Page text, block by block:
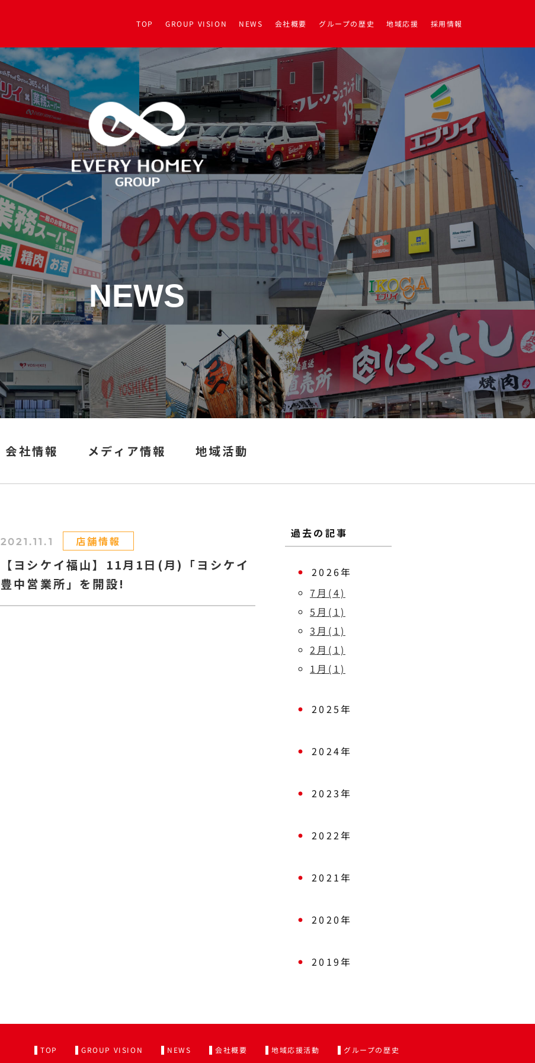
TOP GROUP VISION NEWS 会社概要 グループの歴史 地域応援 採用情報
NEWS
会社情報 メディア情報 地域活動
2021.11.1 店舗情報
【ヨシケイ福山】11月1日(月)「ヨシケイ
豊中営業所」を開設!
過去の記事
2026年
7月(4)
5月(1)
3月(1)
2月(1)
1月(1)
2025年
2024年
2023年
2022年
2021年
2020年
2019年
TOP GROUP VISION NEWS 会社概要 地域応援活動 グループの歴史